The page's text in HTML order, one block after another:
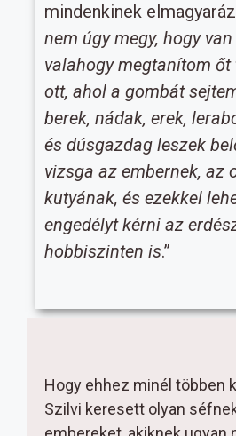
mindenkinek
nem úgy megy, hogy
valahogy megtanítom
ott, ahol a gombát
berek, nádak, erek,
és dúsgazdag leszek
vizsga az embernek, az
kutyának, és ezekkel
engedélyt kérni az
hobbiszinten is.”
Hogy ehhez minél többen
Szilvi keresett olyan